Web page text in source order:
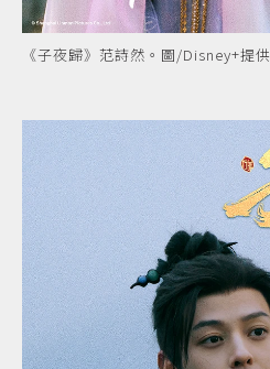
《子夜歸》范詩然。圖/Disney+提供